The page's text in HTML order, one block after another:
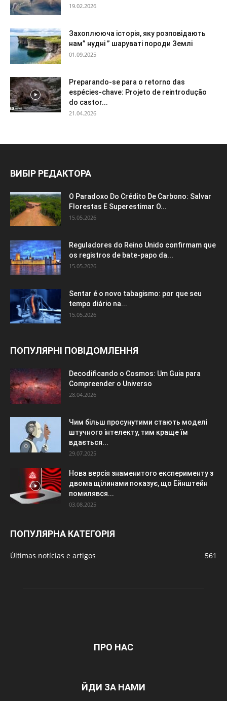
19.02.2026
Захоплююча історія, яку розповідають
нам” нудні ” шаруваті породи Землі
01.09.2025
Preparando-se para o retorno das
espécies-chave: Projeto de reintrodução
do castor...
21.04.2026
ВИБІР РЕДАКТОРА
O Paradoxo Do Crédito De Carbono: Salvar
Florestas E Superestimar O...
15.05.2026
Reguladores do Reino Unido confirmam que
os registros de bate-papo da...
15.05.2026
Sentar é o novo tabagismo: por que seu
tempo diário na...
15.05.2026
ПОПУЛЯРНІ ПОВІДОМЛЕННЯ
Decodificando o Cosmos: Um Guia para
Compreender o Universo
28.04.2026
Чим більш просунутими стають моделі
штучного інтелекту, тим краще їм
вдається...
29.07.2025
Нова версія знаменитого експерименту з
двома щілинами показує, що Ейнштейн
помилявся...
03.08.2025
ПОПУЛЯРНА КАТЕГОРІЯ
Últimas notícias e artigos 561
ПРО НАС
ЙДИ ЗА НАМИ